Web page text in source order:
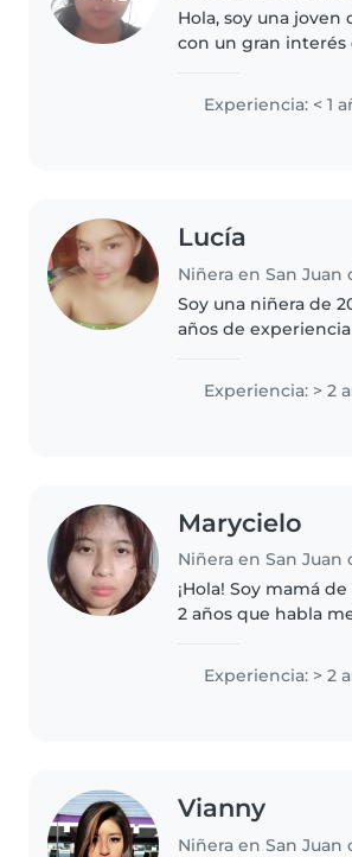
Hola, soy una joven
con un gran interés
cuento con
tengo habilidades
para entretener y
Experiencia: < 1
Lucía
Soy una niñera de
años de
una persona
deportiva y
Experiencia: > 2
Marycielo
¡Hola! Soy mamá
2 años que habla
gracias a que
lenguaje de forma
juegos y
Experiencia: > 2
Vianny